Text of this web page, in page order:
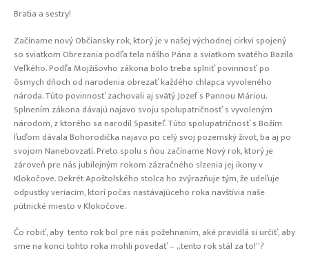
Bratia a sestry!
Začíname nový Občiansky rok, ktorý je v našej východnej cirkvi spojený
so sviatkom Obrezania podľa tela nášho Pána a sviatkom svätého Bazila
Veľkého. Podľa Mojžišovho zákona bolo treba splniť povinnosť po
ôsmych dňoch od narodenia obrezať každého chlapca vyvoleného
národa. Túto povinnosť zachovali aj svätý Jozef s Pannou Máriou.
Splnením zákona dávajú najavo svoju spolupatričnosť s vyvoleným
národom, z ktorého sa narodil Spasiteľ. Túto spolupatričnosť s Božím
ľuďom dávala Bohorodička najavo po celý svoj pozemský život, ba aj po
svojom Nanebovzatí. Preto spolu s ňou začíname Nový rok, ktorý je
zároveň pre nás jubilejným rokom zázračného slzenia jej ikony v
Klokočove. Dekrét Apoštolského stolca ho zvýrazňuje tým, že udeľuje
odpustky veriacim, ktorí počas nastávajúceho roka navštívia naše
pútnické miesto v Klokočove.
Čo robiť, aby tento rok bol pre nás požehnaním, aké pravidlá si určiť, aby
sme na konci tohto roka mohli povedať – „tento rok stál za to!“?